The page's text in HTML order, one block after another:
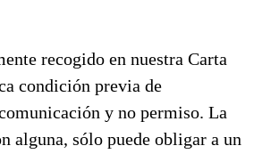
recogido en nuestra Carta
condición previa de
y no permiso. La
alguna, sólo puede obligar a un